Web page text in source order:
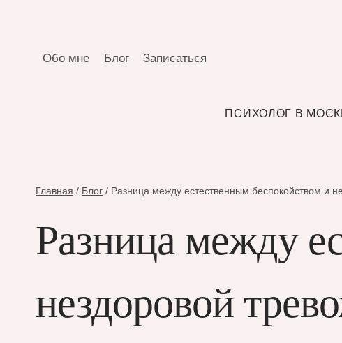
Обо мне Блог Записаться
ПСИХОЛОГ В
Главная / Блог / Разница между естественным беспокойством и
Разница между
нездоровой